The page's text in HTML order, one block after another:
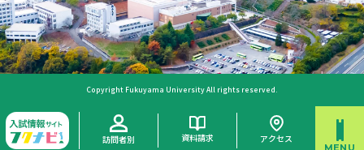
Copyright Fukuyama University All rights reserved.
訪問者別 資料請求 アクセス